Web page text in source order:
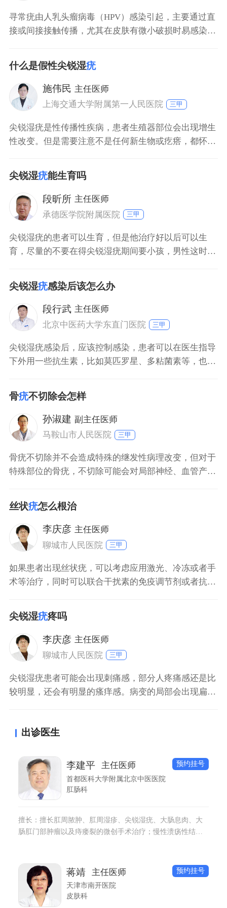
寻常疣由人乳头瘤病毒（HPV）感染引起，主要通过直
接或间接接触传播，尤其在皮肤有微小破损时易感染。
皮细胞，在细胞内复制增殖，引发上皮细胞异常分化和
增生，形成疣状增生物。 间接接触传播：接触被污染的
毛巾、衣物、工具等物品，病毒可能通过皮肤黏膜破损
处侵入。免疫力低下者（如长期熬夜、患有慢性
什么是假性尖锐湿疣
施伟民 主任医师
上海交通大学附属第一人民医院
三甲
尖锐湿疣是性传播性疾病，患者生殖器部位会出现增生
性改变。但是需要注意不是任何新生物或疙瘩，都怀疑
密集的鱼子状小丘疹，女性小阴唇内侧绒毛样增生，都
不是尖锐湿疣，需要进行鉴别区分。因此，建议患者发
现生殖器部位增生性改变时，要及时到正规医院咨询。
尖锐湿疣能生育吗
段昕所 主任医师
承德医学院附属医院
三甲
尖锐湿疣的患者可以生育，但是他治疗好以后可以生
育，尽量的不要在得尖锐湿疣期间要小孩，男性这时候
去要小孩。因为这时候就是说男性有尖锐湿疣，很容易
把这个病毒传染给爱人，爱人得了尖锐湿疣，这时候如
果再怀孕的话，在生产的时候容易把病毒传染给新生
儿，新生
尖锐湿疣感染后该怎么办
段行武 主任医师
北京中医药大学东直门医院
三甲
尖锐湿疣感染后，应该控制感染，患者可以在医生指导
下外用一些抗生素，比如莫匹罗星、多粘菌素等，也可
较多，可以用中药马齿苋、千里光外洗，也有助于控制
感染。日常生活中，患者也要加强护理，保持皮损干燥
和清洁，清洁后可以让皮损自然风干。
骨疣不切除会怎样
孙淑建 副主任医师
马鞍山市人民医院
三甲
骨疣不切除并不会造成特殊的继发性病理改变，但对于
特殊部位的骨疣，不切除可能会对局部神经、血管产生
现。另外，若未切除体积较大骨疣，则易影响局部美
观，且在按压时，可出现疼痛等其它不适症状。因此，
患者需根据自身情况，积极配合医生采取对症处理。
丝状疣怎么根治
李庆彦 主任医师
聊城市人民医院
三甲
如果患者出现丝状疣，可以考虑应用激光、冷冻或者手
术等治疗，同时可以联合干扰素的免疫调节剂或者抗病
根治的可能性也比较大。平时也要注意病变局部清洁卫
生和干燥，多吃营养丰富的食物，生活作息要规律，可
以增强机体免疫力。
尖锐湿疣疼吗
李庆彦 主任医师
聊城市人民医院
三甲
尖锐湿疣患者可能会出现刺痛感，部分人疼痛感还是比
较明显，还会有明显的瘙痒感。病变的局部会出现扁平
疗。部分病情严重的患者，考虑手术切除治疗。
出诊医生
李建平 主任医师
首都医科大学附属北京中医医院
肛肠科
预约挂号
擅长：擅长肛周脓肿、肛周湿疹、尖锐湿疣、大肠息肉、大
肠肛门部肿瘤以及痔瘘裂的微创手术治疗；慢性溃疡性结
蒋靖 主任医师
天津市南开医院
皮肤科
预约挂号